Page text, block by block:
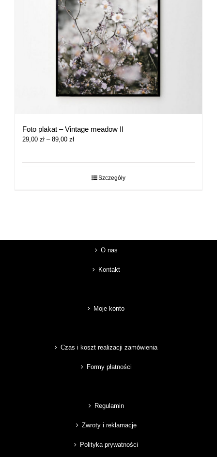
Foto plakat – Vintage meadow II
29,00 zł – 89,00 złZakres
29,00 zł
Szczegóły
O nas
Kontakt
Moje konto
Czas i koszt realizacji zamówienia
Formy płatności
Regulamin
Zwroty i reklamacje
Polityka prywatności